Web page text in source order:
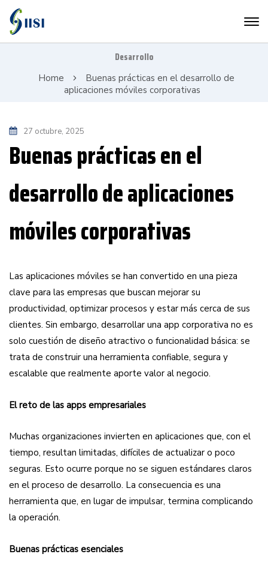
Desarrollo
Home
Buenas prácticas en el desarrollo de
aplicaciones móviles corporativas
27 octubre, 2025
Buenas prácticas en el
desarrollo de aplicaciones
móviles corporativas
Las aplicaciones móviles se han convertido en una pieza
clave para las empresas que buscan mejorar su
productividad, optimizar procesos y estar más cerca de sus
clientes. Sin embargo, desarrollar una app corporativa no es
solo cuestión de diseño atractivo o funcionalidad básica: se
trata de construir una herramienta confiable, segura y
escalable que realmente aporte valor al negocio.
El reto de las apps empresariales
Muchas organizaciones invierten en aplicaciones que, con el
tiempo, resultan limitadas, difíciles de actualizar o poco
seguras. Esto ocurre porque no se siguen estándares claros
en el proceso de desarrollo. La consecuencia es una
herramienta que, en lugar de impulsar, termina complicando
la operación.
Buenas prácticas esenciales